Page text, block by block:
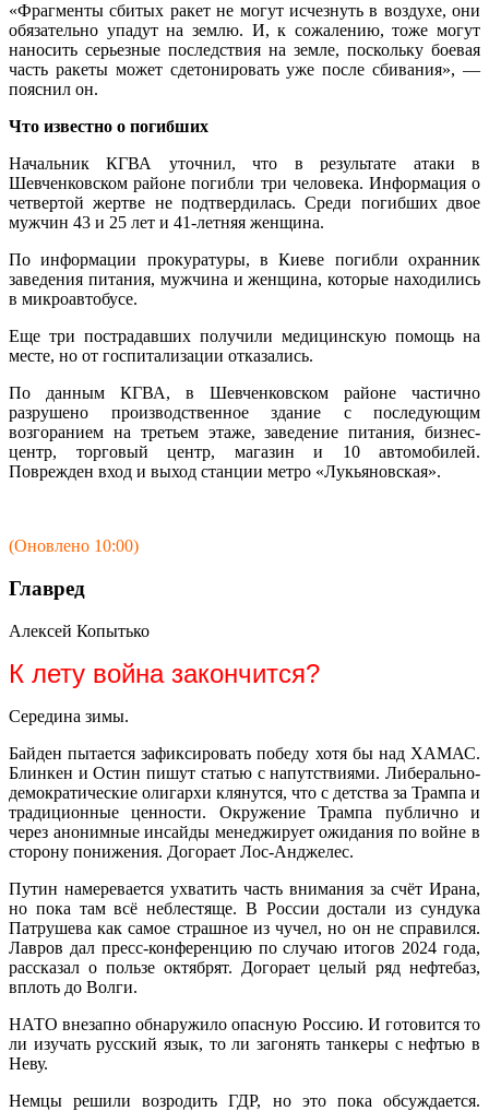
«Фрагменты сбитых ракет не могут исчезнуть в воздухе, они
обязательно упадут на землю. И, к сожалению, тоже могут
наносить серьезные последствия на земле, поскольку боевая
часть ракеты может сдетонировать уже после сбивания», —
пояснил он.
Что известно о погибших
Начальник КГВА уточнил, что в результате атаки в
Шевченковском районе погибли три человека. Информация о
четвертой жертве не подтвердилась. Среди погибших двое
мужчин 43 и 25 лет и 41-летняя женщина.
По информации прокуратуры, в Киеве погибли охранник
заведения питания, мужчина и женщина, которые находились
в микроавтобусе.
Еще три пострадавших получили медицинскую помощь на
месте, но от госпитализации отказались.
По данным КГВА, в Шевченковском районе частично
разрушено производственное здание с последующим
возгоранием на третьем этаже, заведение питания, бизнес-
центр, торговый центр, магазин и 10 автомобилей.
Поврежден вход и выход станции метро «Лукьяновская».
(Оновлено 10:00)
Главред
Алексей Копытько
К лету война закончится?
Середина зимы.
Байден пытается зафиксировать победу хотя бы над ХАМАС.
Блинкен и Остин пишут статью с напутствиями. Либерально-
демократические олигархи клянутся, что с детства за Трампа и
традиционные ценности. Окружение Трампа публично и
через анонимные инсайды менеджирует ожидания по войне в
сторону понижения. Догорает Лос-Анджелес.
Путин намеревается ухватить часть внимания за счёт Ирана,
но пока там всё неблестяще. В России достали из сундука
Патрушева как самое страшное из чучел, но он не справился.
Лавров дал пресс-конференцию по случаю итогов 2024 года,
рассказал о пользе октябрят. Догорает целый ряд нефтебаз,
вплоть до Волги.
НАТО внезапно обнаружило опасную Россию. И готовится то
ли изучать русский язык, то ли загонять танкеры с нефтью в
Неву.
Немцы решили возродить ГДР, но это пока обсуждается.